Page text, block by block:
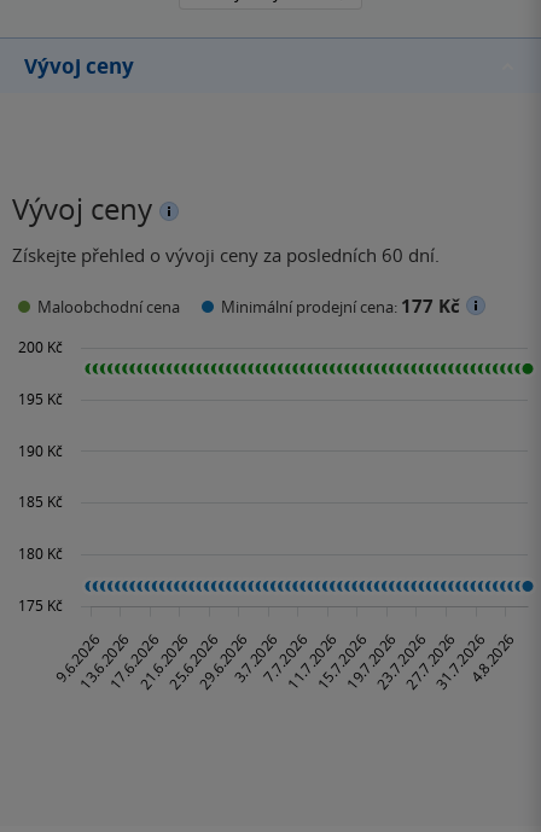
Vývoj ceny
Vývoj ceny
Získejte přehled o vývoji ceny za posledních 60 dní.
Maloobchodní cena Minimální prodejní cena: 177 Kč